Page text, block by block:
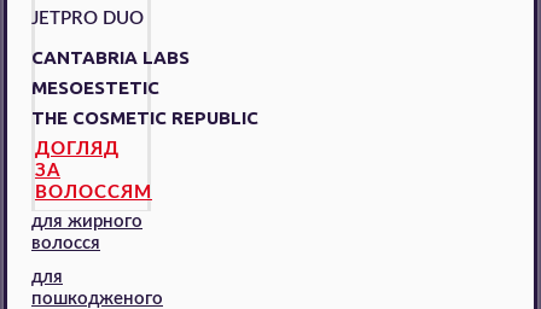
JETPRO DUO
CANTABRIA LABS
MESOESTETIC
THE COSMETIC REPUBLIC
ДОГЛЯД
ЗА
ВОЛОССЯМ
для жирного
волосся
для
пошкодженого